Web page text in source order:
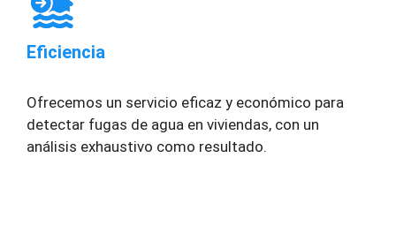
Eficiencia
Ofrecemos un servicio eficaz y económico para
detectar fugas de agua en viviendas, con un
análisis exhaustivo como resultado.